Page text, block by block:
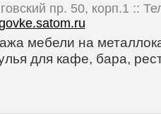
пр. 50, корп.1 ::
мебели на
для кафе, бара,